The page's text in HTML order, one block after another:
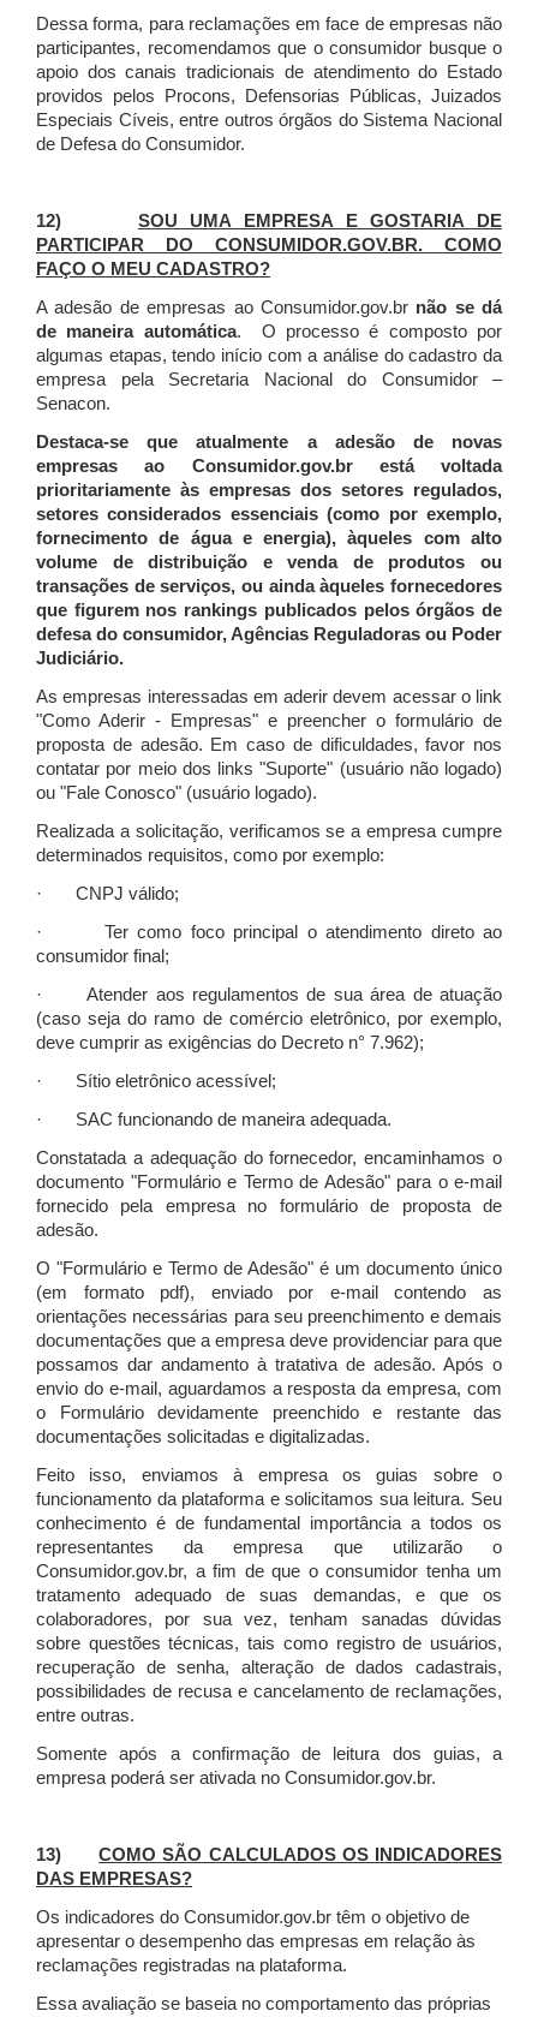
Dessa forma, para reclamações em face de empresas não
participantes, recomendamos que o consumidor busque o
apoio dos canais tradicionais de atendimento do Estado
providos pelos Procons, Defensorias Públicas, Juizados
Especiais Cíveis, entre outros órgãos do Sistema Nacional
de Defesa do Consumidor.
12) SOU UMA EMPRESA E GOSTARIA DE
PARTICIPAR DO CONSUMIDOR.GOV.BR. COMO
FAÇO O MEU CADASTRO?
A adesão de empresas ao Consumidor.gov.br não se dá
de maneira automática. O processo é composto por
algumas etapas, tendo início com a análise do cadastro da
empresa pela Secretaria Nacional do Consumidor –
Senacon.
Destaca-se que atualmente a adesão de novas
empresas ao Consumidor.gov.br está voltada
prioritariamente às empresas dos setores regulados,
setores considerados essenciais (como por exemplo,
fornecimento de água e energia), àqueles com alto
volume de distribuição e venda de produtos ou
transações de serviços, ou ainda àqueles fornecedores
que figurem nos rankings publicados pelos órgãos de
defesa do consumidor, Agências Reguladoras ou Poder
Judiciário.
As empresas interessadas em aderir devem acessar o link
"Como Aderir - Empresas" e preencher o formulário de
proposta de adesão. Em caso de dificuldades, favor nos
contatar por meio dos links "Suporte" (usuário não logado)
ou "Fale Conosco" (usuário logado).
Realizada a solicitação, verificamos se a empresa cumpre
determinados requisitos, como por exemplo:
· CNPJ válido;
· Ter como foco principal o atendimento direto ao
consumidor final;
· Atender aos regulamentos de sua área de atuação
(caso seja do ramo de comércio eletrônico, por exemplo,
deve cumprir as exigências do Decreto n° 7.962);
· Sítio eletrônico acessível;
· SAC funcionando de maneira adequada.
Constatada a adequação do fornecedor, encaminhamos o
documento "Formulário e Termo de Adesão" para o e-mail
fornecido pela empresa no formulário de proposta de
adesão.
O "Formulário e Termo de Adesão" é um documento único
(em formato pdf), enviado por e-mail contendo as
orientações necessárias para seu preenchimento e demais
documentações que a empresa deve providenciar para que
possamos dar andamento à tratativa de adesão. Após o
envio do e-mail, aguardamos a resposta da empresa, com
o Formulário devidamente preenchido e restante das
documentações solicitadas e digitalizadas.
Feito isso, enviamos à empresa os guias sobre o
funcionamento da plataforma e solicitamos sua leitura. Seu
conhecimento é de fundamental importância a todos os
representantes da empresa que utilizarão o
Consumidor.gov.br, a fim de que o consumidor tenha um
tratamento adequado de suas demandas, e que os
colaboradores, por sua vez, tenham sanadas dúvidas
sobre questões técnicas, tais como registro de usuários,
recuperação de senha, alteração de dados cadastrais,
possibilidades de recusa e cancelamento de reclamações,
entre outras.
Somente após a confirmação de leitura dos guias, a
empresa poderá ser ativada no Consumidor.gov.br.
13)COMO SÃO CALCULADOS OS INDICADORES
DAS EMPRESAS?
Os indicadores do Consumidor.gov.br têm o objetivo de
apresentar o desempenho das empresas em relação às
reclamações registradas na plataforma.
Essa avaliação se baseia no comportamento das próprias